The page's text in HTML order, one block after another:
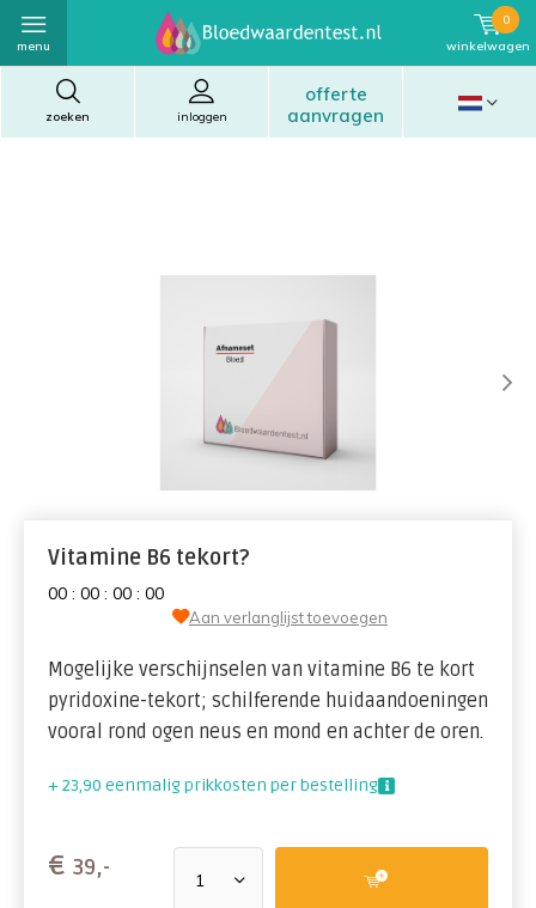
zoeken
offerte
aanvragen
inloggen
menu winkelwagen
0
Vitamine B6 tekort?
00 : 00 : 00 : 00
Aan verlanglijst toevoegen
Mogelijke verschijnselen van vitamine B6 te kort
pyridoxine-tekort; schilferende huidaandoeningen
vooral rond ogen neus en mond en achter de oren.
+ 23,90 eenmalig prikkosten per bestelling
€ 39,-